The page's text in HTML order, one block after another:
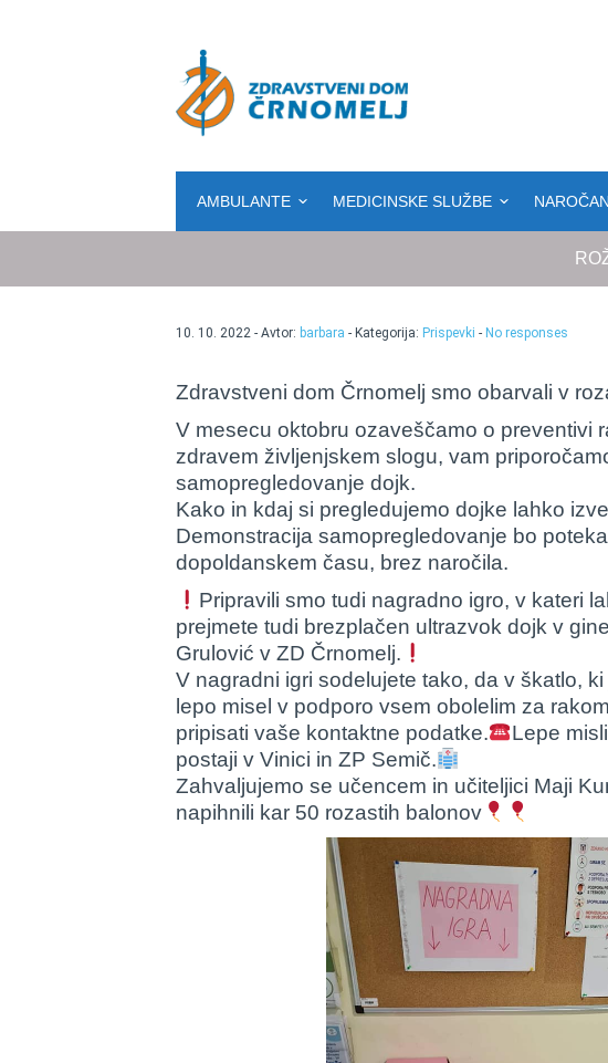
AMBULANTE MEDICINSKE SLUŽBE
10. 10. 2022 - Avtor: barbara - Kategorija: Prispevki - No responses
Zdravstveni dom Črnomelj smo obarvali v
V mesecu oktobru ozaveščamo o preventivi
zdravem življenjskem slogu, vam
samopregledovanje dojk.
Kako in kdaj si pregledujemo dojke lahko
Demonstracija samopregledovanje bo
dopoldanskem času, brez naročila.
Pripravili smo tudi nagradno igro, v kateri
prejmete tudi brezplačen ultrazvok dojk v
Grulović v ZD Črnomelj.
V nagradni igri sodelujete tako, da v škatlo,
lepo misel v podporo vsem obolelim za
pripisati vaše kontaktne podatke.
Lepe
postaji v Vinici in ZP Semič.
Zahvaljujemo se učencem in učiteljici Maji
napihnili kar 50 rozastih balonov